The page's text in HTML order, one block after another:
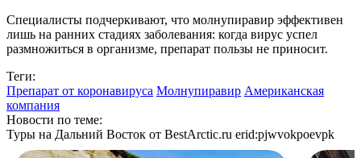
Специалисты подчеркивают, что молнупиравир эффективен
лишь на ранних стадиях заболевания: когда вирус успел
размножиться в организме, препарат пользы не приносит.
Теги:
Препарат от коронавируса Молнупиравир Американская
компания
Новости по теме:
Туры на Дальний Восток от BestArctic.ru erid:pjwvokpoevpk